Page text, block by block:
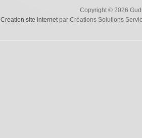
Copyright © 2026
Creation site internetpar Créations Solutions